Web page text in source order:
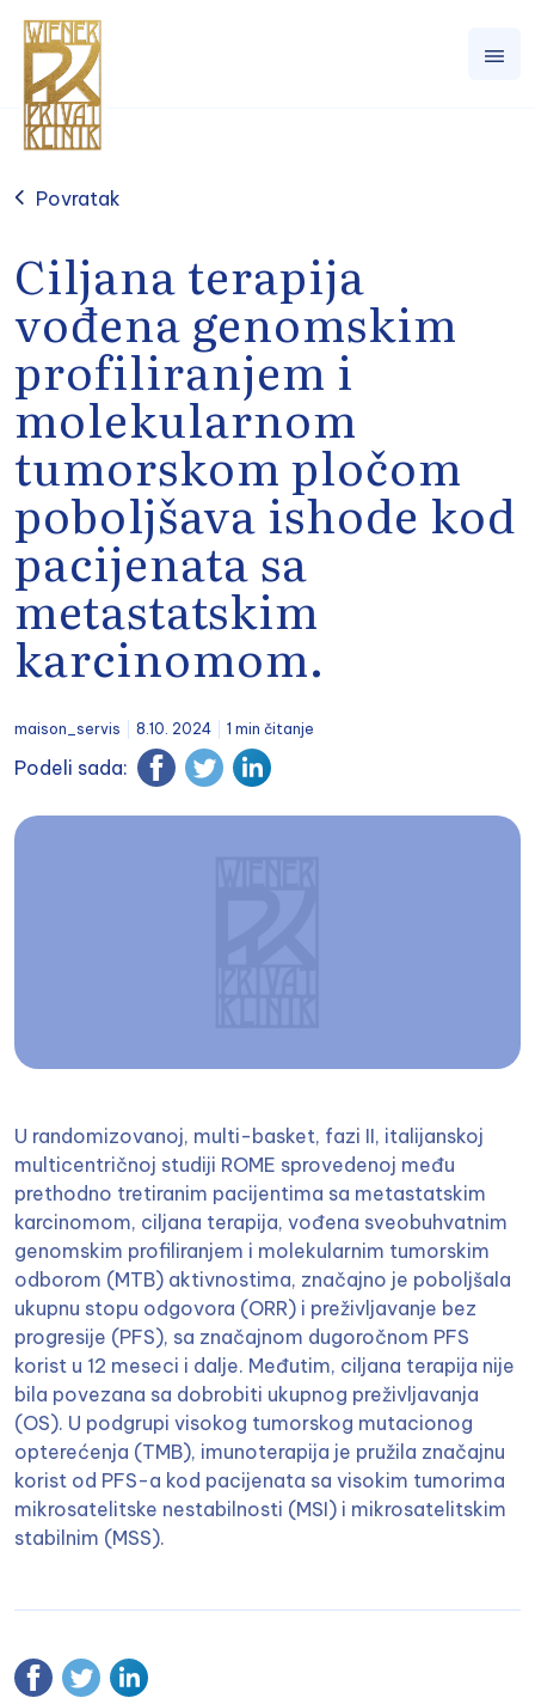
Povratak
Ciljana terapija
vođena genomskim
profiliranjem i
molekularnom
tumorskom pločom
poboljšava ishode kod
pacijenata sa
metastatskim
karcinomom.
maison_servis 8.10. 2024 1 min čitanje
Podeli sada:
U randomizovanoj, multi-basket, fazi II, italijanskoj
multicentričnoj studiji ROME sprovedenoj među
prethodno tretiranim pacijentima sa metastatskim
karcinomom, ciljana terapija, vođena sveobuhvatnim
genomskim profiliranjem i molekularnim tumorskim
odborom (MTB) aktivnostima, značajno je poboljšala
ukupnu stopu odgovora (ORR) i preživljavanje bez
progresije (PFS), sa značajnom dugoročnom PFS
korist u 12 meseci i dalje. Međutim, ciljana terapija nije
bila povezana sa dobrobiti ukupnog preživljavanja
(OS). U podgrupi visokog tumorskog mutacionog
opterećenja (TMB), imunoterapija je pružila značajnu
korist od PFS-a kod pacijenata sa visokim tumorima
mikrosatelitske nestabilnosti (MSI) i mikrosatelitskim
stabilnim (MSS).